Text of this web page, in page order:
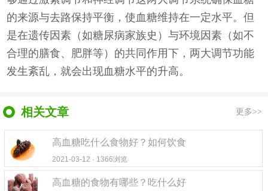
的来源与去路保持平衡，使血糖维持在一定水平。但
是在遗传因素（如糖尿病家族史）与环境因素（如不
合理的膳食、肥胖等）的共同作用下，两大调节功能
发生紊乱，就会出现血糖水平的升高。
相关文章 更多>>
高血糖吃什么食物好？如何饮食
2021-03-12 · 1366浏览
高血糖的食物有哪些？吃什么好